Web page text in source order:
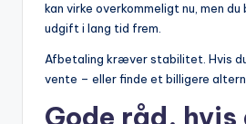
kan virke overkommeligt nu, men du
udgift i lang tid frem.
Afbetaling kræver stabilitet. Hvis
vente – eller finde et billigere